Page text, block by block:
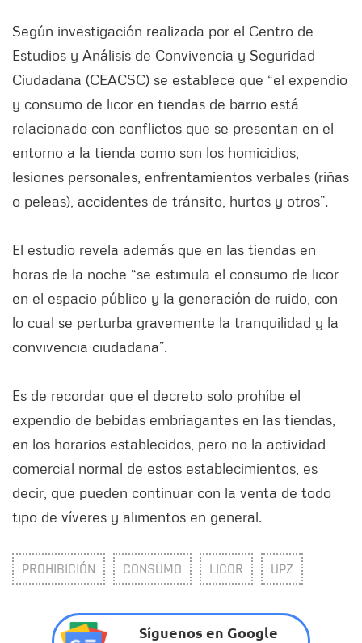
Según investigación realizada por el Centro de
Estudios y Análisis de Convivencia y Seguridad
Ciudadana (CEACSC) se establece que “el expendio
y consumo de licor en tiendas de barrio está
relacionado con conflictos que se presentan en el
entorno a la tienda como son los homicidios,
lesiones personales, enfrentamientos verbales (riñas
o peleas), accidentes de tránsito, hurtos y otros”.
El estudio revela además que en las tiendas en
horas de la noche “se estimula el consumo de licor
en el espacio público y la generación de ruido, con
lo cual se perturba gravemente la tranquilidad y la
convivencia ciudadana”.
Es de recordar que el decreto solo prohíbe el
expendio de bebidas embriagantes en las tiendas,
en los horarios establecidos, pero no la actividad
comercial normal de estos establecimientos, es
decir, que pueden continuar con la venta de todo
tipo de víveres y alimentos en general.
PROHIBICIÓN CONSUMO LICOR UPZ
Síguenos en Google